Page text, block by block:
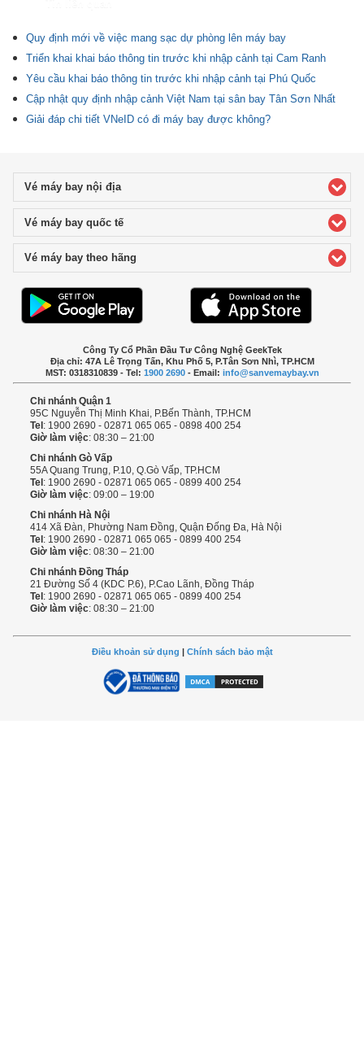
Quy định mới về việc mang sạc dự phòng lên máy bay
Triển khai khai báo thông tin trước khi nhập cảnh tại Cam Ranh
Yêu cầu khai báo thông tin trước khi nhập cảnh tại Phú Quốc
Cập nhật quy định nhập cảnh Việt Nam tại sân bay Tân Sơn Nhất
Giải đáp chi tiết VNeID có đi máy bay được không?
Vé máy bay nội địaclick to expand contents
Vé máy bay quốc tếclick to expand contents
Vé máy bay theo hãng
Công Ty Cổ Phần Đầu Tư Công Nghệ GeekTek
Địa chỉ: 47A Lê Trọng Tấn, Khu Phố 5, P.Tân Sơn Nhì, TP.HCM
MST: 0318310839 - Tel: 1900 2690- Email: info@sanvemaybay.vn
Chi nhánh Quận 1
95C Nguyễn Thị Minh Khai, P.Bến Thành, TP.HCM
Tel : 1900 2690 - 02871 065 065 - 0898 400 254
Giờ làm việc: 08:30 – 21:00
Chi nhánh Gò Vấp
55A Quang Trung, P.10, Q.Gò Vấp, TP.HCM
Tel : 1900 2690 - 02871 065 065 - 0899 400 254
Giờ làm việc: 09:00 – 19:00
Chi nhánh Hà Nội
414 Xã Đàn, Phường Nam Đồng, Quận Đống Đa, Hà Nội
Tel : 1900 2690 - 02871 065 065 - 0899 400 254
Giờ làm việc: 08:30 – 21:00
Chi nhánh Đồng Tháp
21 Đường Số 4 (KDC P.6), P.Cao Lãnh, Đồng Tháp
Tel : 1900 2690 - 02871 065 065 - 0899 400 254
Giờ làm việc: 08:30 – 21:00
Điều khoản sử dụng | Chính sách bảo mật